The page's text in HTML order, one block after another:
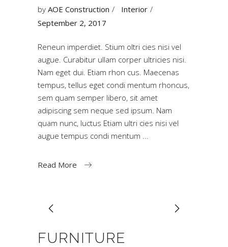
by AOE Construction
Interior
September 2, 2017
Reneun imperdiet. Stium oltri cies nisi vel
augue. Curabitur ullam corper ultricies nisi.
Nam eget dui. Etiam rhon cus. Maecenas
tempus, tellus eget condi mentum rhoncus,
sem quam semper libero, sit amet
adipiscing sem neque sed ipsum. Nam
quam nunc, luctus Etiam ultri cies nisi vel
augue tempus condi mentum
Read More
FURNITURE